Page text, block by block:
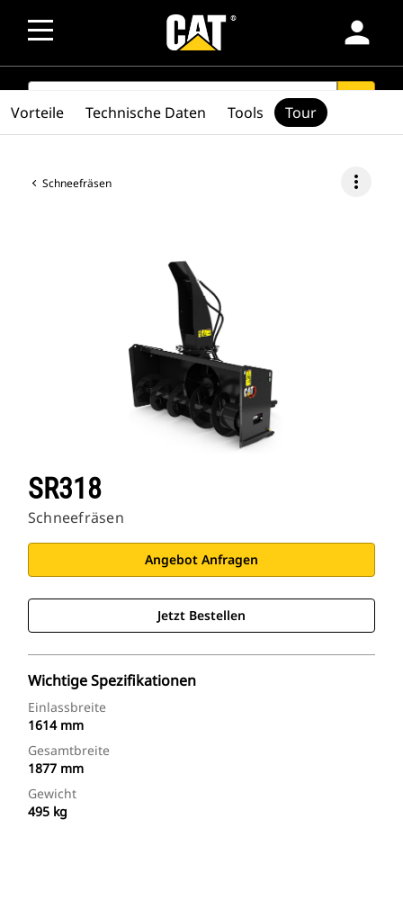
person
SEARCH
Schneefräsen more_vert
SR318
Schneefräsen
Angebot Anfragen
Jetzt Bestellen
Wichtige Spezifikationen
Einlassbreite
1614 mm
Gesamtbreite
1877 mm
Gewicht
495 kg
Vorteile Technische Daten Tools Tour